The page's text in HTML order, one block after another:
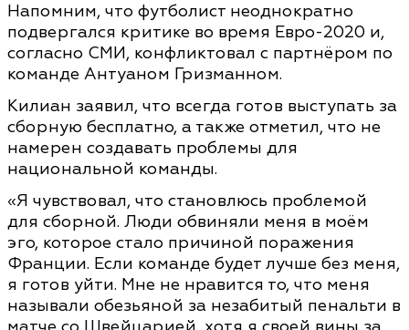
Напомним, что футболист неоднократно
подвергался критике во время Евро-2020 и,
согласно СМИ, конфликтовал с партнёром по
команде Антуаном Гризманном.
Килиан заявил, что всегда готов выступать за
сборную бесплатно, а также отметил, что не
намерен создавать проблемы для
национальной команды.
«Я чувствовал, что становлюсь проблемой
для сборной. Люди обвиняли меня в моём
эго, которое стало причиной поражения
Франции. Если команде будет лучше без меня,
я готов уйти. Мне не нравится то, что меня
называли обезьяной за незабитый пенальти в